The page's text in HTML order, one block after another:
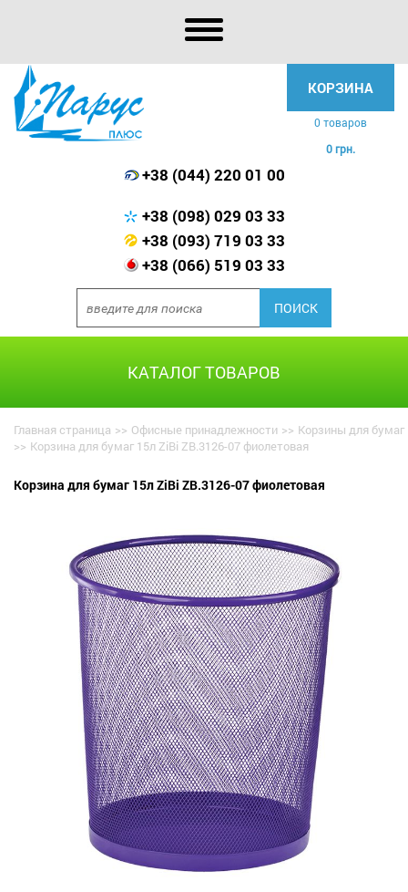
КОРЗИНА
0 товаров
0 грн.
+38 (044) 220 01 00
+38 (098) 029 03 33
+38 (093) 719 03 33
+38 (066) 519 03 33
КАТАЛОГ ТОВАРОВ
Главная страница >> Офисные принадлежности >> Корзины для бумаг
>> Корзина для бумаг 15л ZiBi ZB.3126-07 фиолетовая
Корзина для бумаг 15л ZiBi ZB.3126-07 фиолетовая